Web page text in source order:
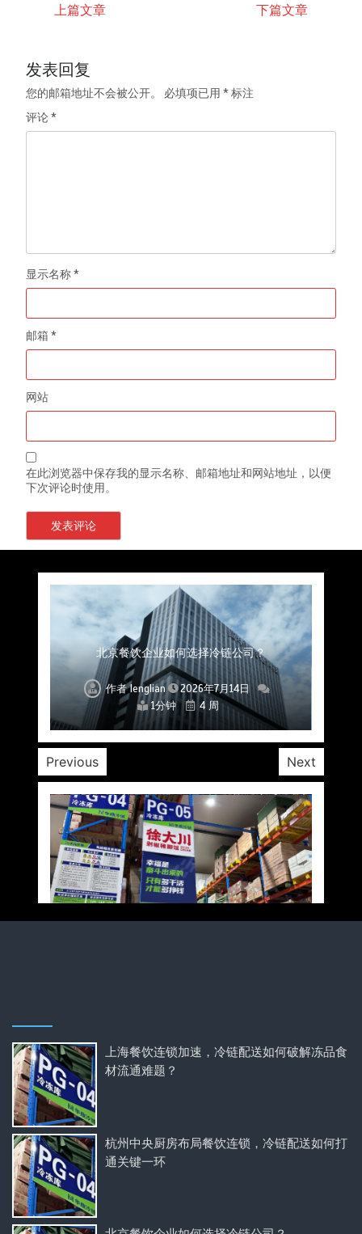
上篇文章 下篇文章
发表回复
您的邮箱地址不会被公开。 必填项已用*标注
评论*
显示名称*
邮箱*
网站
在此浏览器中保存我的显示名称、邮箱地址和网站地址，以便
下次评论时使用。
上海餐饮连锁加速，冷链配送如何破解冻品食材
流通难题？
作者lenglian
2026年7月14日
1分钟
4 周
杭州中央厨房布局餐饮连锁，冷链配送如何打通
关键一环
作者lenglian
2026年7月14日
1分钟
4 周
北京餐饮企业如何选择冷链公司？
作者lenglian
2026年7月14日
1分钟
4 周
深圳冷链物流如何护航餐饮连锁？冻品食材流通
全解析
作者lenglian
2026年7月14日
1分钟
4 周
北京餐饮仓配一体化的核心价值与落地实践解析
作者lenglian
2026年7月14日
1分钟
4 周
武汉冻品配送三要素：控温、时效、低成本如何
兼得？
作者lenglian
2026年7月14日
1分钟
4 周
重庆冷链布局解冻食材运输密码，餐饮连锁如何
稳控品质？
作者lenglian
2026年7月14日
1分钟
4 周
Previous Next
上海餐饮连锁加速，冷链配送如何破解冻品食
材流通难题？
杭州中央厨房布局餐饮连锁，冷链配送如何打
通关键一环